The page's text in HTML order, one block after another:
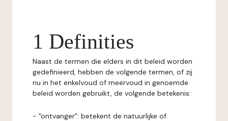
1 Definities
Naast de termen die elders in dit beleid worden
gedefinieerd, hebben de volgende termen, of zij
nu in het enkelvoud of meervoud in genoemde
beleid worden gebruikt, de volgende betekenis:
- "ontvanger": betekent de natuurlijke of